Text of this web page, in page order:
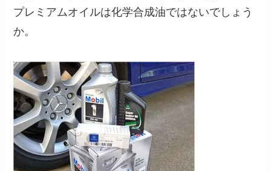
プレミアムオイルは化学合成油ではないでしょう
か。